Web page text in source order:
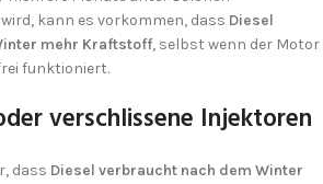
kann es vorkommen, dass Diesel
mehr Kraftstoff, selbst wenn der Motor
funktioniert.
verschlissene Injektoren
dass Diesel verbraucht nach dem Winter